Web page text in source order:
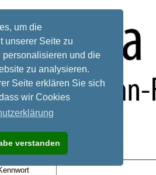
um die
unserer Seite zu
personalisieren und die
zu analysieren.
Seite erklären Sie sich
wir Cookies
verstanden